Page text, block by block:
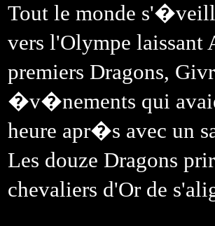
Tout le monde
vers l'Olympe laissant
premiers Dragons,
�v�nements qui
heure apr�s avec un
Les douze Dragons
chevaliers d'Or de